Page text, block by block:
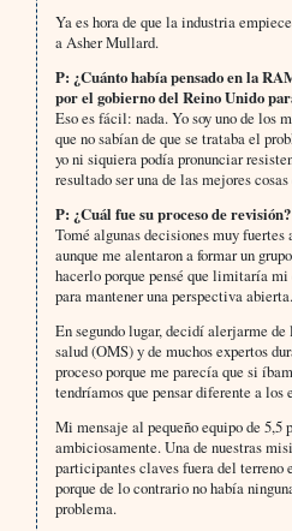
Ya es hora de que la industria
a Asher Mullard.
P: ¿Cuánto había pensado en la
por el gobierno del Reino Unido
Eso es fácil: nada. Yo soy uno de los
que no sabían de que se trataba el
yo ni siquiera podía pronunciar
resultado ser una de las mejores cosas
P: ¿Cuál fue su proceso de revisión?
Tomé algunas decisiones muy
aunque me alentaron a formar un
hacerlo porque pensé que limitaría
para mantener una perspectiva abierta.
En segundo lugar, decidí alerjarme
salud (OMS) y de muchos expertos
proceso porque me parecía que si
tendríamos que pensar diferente a los
Mi mensaje al pequeño equipo de 5,5
ambiciosamente. Una de nuestras
participantes claves fuera del terreno
porque de lo contrario no había
problema.